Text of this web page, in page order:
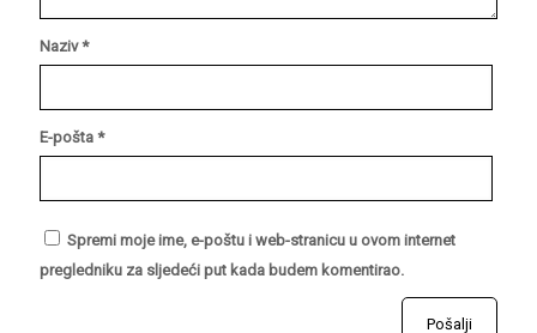
Naziv*
E-pošta *
Spremi moje ime, e-poštu i web-stranicu u ovom internet
pregledniku za sljedeći put kada budem komentirao.